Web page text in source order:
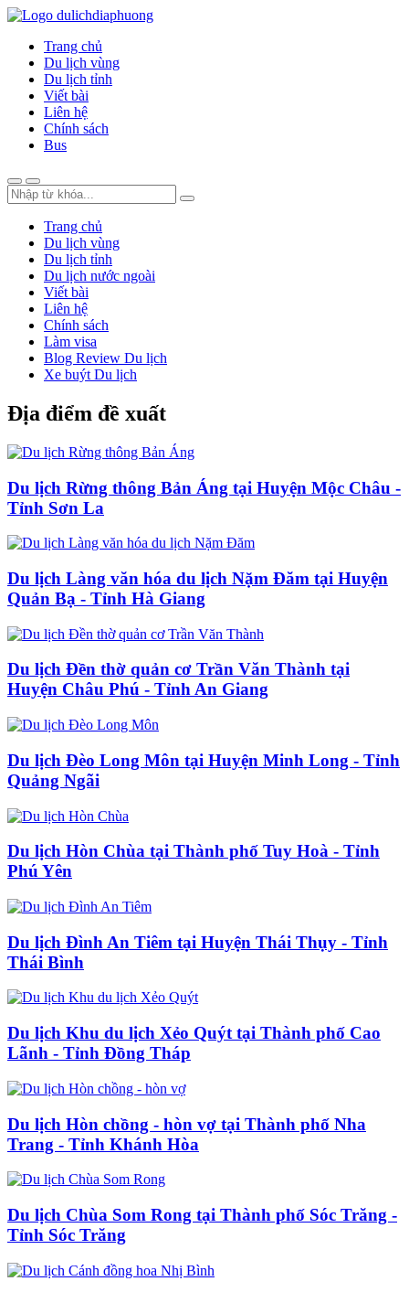
Trang chủ
Du lịch vùng
Du lịch tỉnh
Viết bài
Liên hệ
Chính sách
Bus
Trang chủ
Du lịch vùng
Du lịch tỉnh
Du lịch nước ngoài
Viết bài
Liên hệ
Chính sách
Làm visa
Blog Review Du lịch
Xe buýt Du lịch
Địa điểm đề xuất
Du lịch Rừng thông Bản Áng tại Huyện Mộc Châu -
Tỉnh Sơn La
Du lịch Làng văn hóa du lịch Nặm Đăm tại Huyện
Quản Bạ - Tỉnh Hà Giang
Du lịch Đền thờ quản cơ Trần Văn Thành tại
Huyện Châu Phú - Tỉnh An Giang
Du lịch Đèo Long Môn tại Huyện Minh Long - Tỉnh
Quảng Ngãi
Du lịch Hòn Chùa tại Thành phố Tuy Hoà - Tỉnh
Phú Yên
Du lịch Đình An Tiêm tại Huyện Thái Thụy - Tỉnh
Thái Bình
Du lịch Khu du lịch Xẻo Quýt tại Thành phố Cao
Lãnh - Tỉnh Đồng Tháp
Du lịch Hòn chồng - hòn vợ tại Thành phố Nha
Trang - Tỉnh Khánh Hòa
Du lịch Chùa Som Rong tại Thành phố Sóc Trăng -
Tỉnh Sóc Trăng